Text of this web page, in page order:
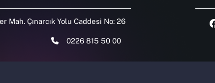
Çınarcık Yolu Caddesi No: 26
0226 815 50 00